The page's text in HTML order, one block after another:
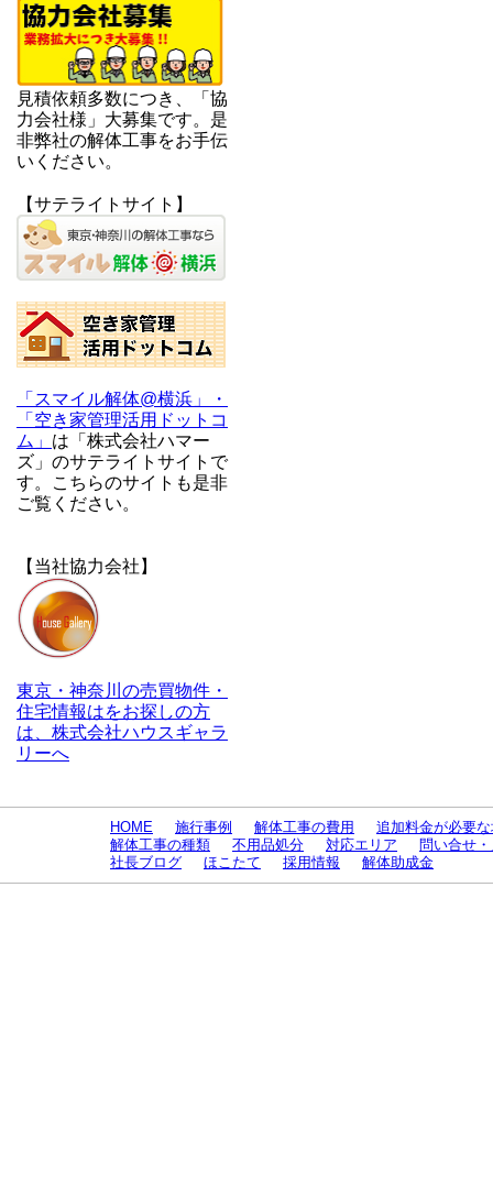
見積依頼多数につき、「協
力会社様」大募集です。是
非弊社の解体工事をお手伝
いください。
【サテライトサイト】
「スマイル解体@横浜」・
「空き家管理活用ドットコ
ム」 は「株式会社ハマー
ズ」のサテライトサイトで
す。こちらのサイトも是非
ご覧ください。
【当社協力会社】
東京・神奈川の売買物件・
住宅情報はをお探しの方
は、株式会社ハウスギャラ
リーへ
HOME 施行事例 解体工事の費用
追加料金が必要
解体工事の種類
不用品処分 対応エリア
問い合せ
社長ブログ
ほこたて 採用情報 解体助成金